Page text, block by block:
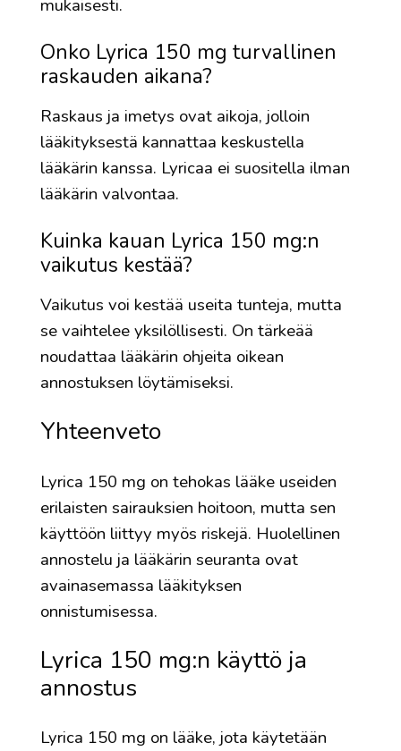
mukaisesti.
Onko Lyrica 150 mg turvallinen
raskauden aikana?
Raskaus ja imetys ovat aikoja, jolloin
lääkityksestä kannattaa keskustella
lääkärin kanssa. Lyricaa ei suositella ilman
lääkärin valvontaa.
Kuinka kauan Lyrica 150 mg:n
vaikutus kestää?
Vaikutus voi kestää useita tunteja, mutta
se vaihtelee yksilöllisesti. On tärkeää
noudattaa lääkärin ohjeita oikean
annostuksen löytämiseksi.
Yhteenveto
Lyrica 150 mg on tehokas lääke useiden
erilaisten sairauksien hoitoon, mutta sen
käyttöön liittyy myös riskejä. Huolellinen
annostelu ja lääkärin seuranta ovat
avainasemassa lääkityksen
onnistumisessa.
Lyrica 150 mg:n käyttö ja
annostus
Lyrica 150 mg on lääke, jota käytetään